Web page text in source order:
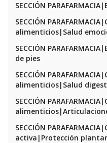
SECCIÓN
SECCIÓN
alimenticios|Salud
SECCIÓN
de pies
SECCIÓN
alimenticios|Salud
SECCIÓN
SECCIÓN
activa|Protección plantar